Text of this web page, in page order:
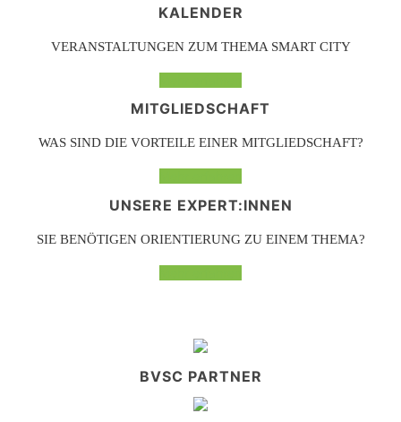
KALENDER
VERANSTALTUNGEN ZUM THEMA SMART CITY
MITGLIEDSCHAFT
WAS SIND DIE VORTEILE EINER MITGLIEDSCHAFT?
UNSERE EXPERT:INNEN
SIE BENÖTIGEN ORIENTIERUNG ZU EINEM THEMA?
BVSC PARTNER